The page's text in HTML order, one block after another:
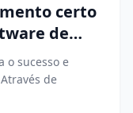
certo
de
o sucesso e
de